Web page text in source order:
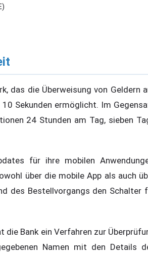
das die Überweisung von Geldern
Sekunden ermöglicht. Im
24 Stunden am Tag, sieben
für ihre mobilen
über die mobile App als auch
des Bestellvorgangs den Schalter
die Bank ein Verfahren zur
Namen mit den Details